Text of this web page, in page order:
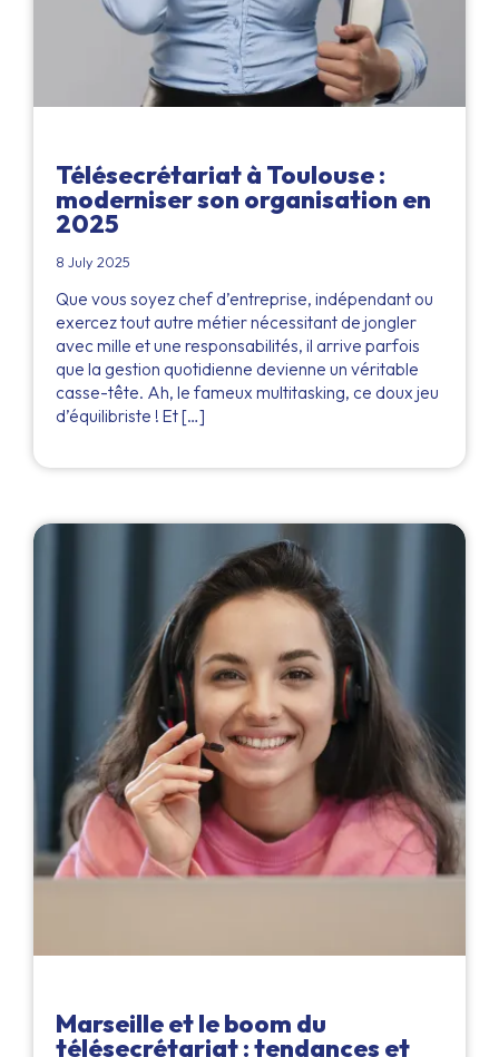
Télésecrétariat à Toulouse :
moderniser son organisation en
2025
8 July 2025
Que vous soyez chef d’entreprise, indépendant ou
exercez tout autre métier nécessitant de jongler
avec mille et une responsabilités, il arrive parfois
que la gestion quotidienne devienne un véritable
casse-tête. Ah, le fameux multitasking, ce doux jeu
d’équilibriste ! Et […]
Marseille et le boom du
télésecrétariat : tendances et